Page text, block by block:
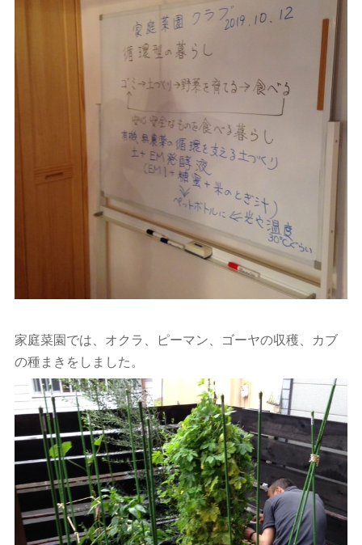
家庭菜園では、オクラ、ピーマン、ゴーヤの収穫、カブ
の種まきをしました。